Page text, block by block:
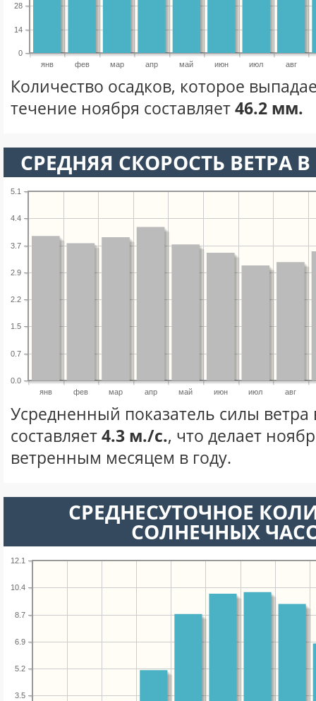
янв фев мар апр май июн июл авг
0
14
28
Количество осадков, которое
течение ноября составляет46.2 мм.
СРЕДНЯЯ СКОРОСТЬ ВЕТРА
янв фев мар апр май июн июл авг
0.0
0.7
1.5
2.2
2.9
3.7
4.4
5.1
Усредненный показатель силы ветра
составляет4.3 м./с., что делает
ветренным месяцем в году.
СРЕДНЕСУТОЧНОЕ
СОЛНЕЧНЫХ
3.5
5.2
6.9
8.7
10.4
12.1